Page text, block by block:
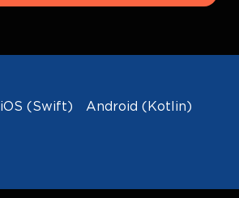
iOS (Swift) Android (Kotlin)